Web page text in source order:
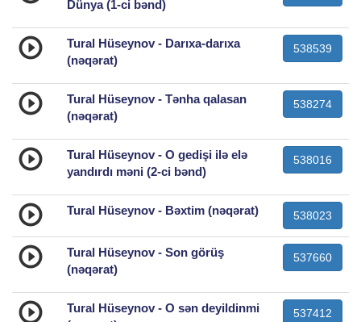
Dünya (1-ci bənd)
Tural Hüseynov - Darıxa-darıxa
(nəqərat)
538539
Tural Hüseynov - Tənha qalasan
(nəqərat)
538274
Tural Hüseynov - O gedişi ilə elə
yandırdı məni (2-ci bənd)
538016
Tural Hüseynov - Bəxtim (nəqərat) 538023
Tural Hüseynov - Son görüş
(nəqərat)
537660
Tural Hüseynov - O sən deyildinmi
537412